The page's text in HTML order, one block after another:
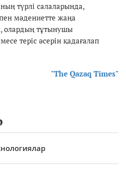
түрлі салаларында,
мәдениетте жаңа
олардың тұтынушы
теріс әсерін қадағалап
"The Qazaq Times"